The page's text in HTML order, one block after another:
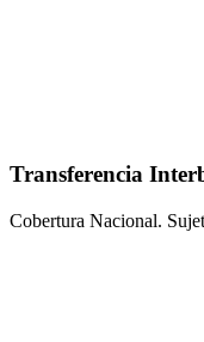
Transferencia
Cobertura Nacional.